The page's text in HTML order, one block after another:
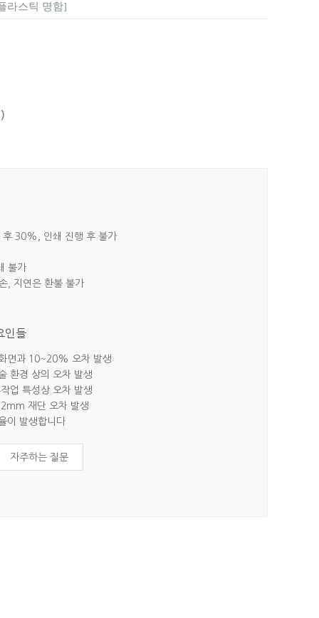
라스틱 명함]
)
30%, 인쇄 진행 후 불가
불가
, 지연은 환불 불가
인들
면과 10~20% 오차 발생
환경 상의 오차 발생
업 특성상 오차 발생
재단 오차 발생
이 발생합니다
자주하는 질문